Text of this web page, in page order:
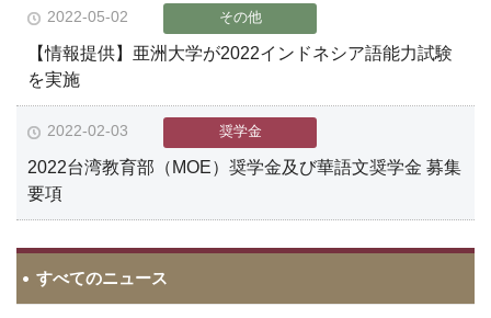
2022-05-02 その他
【情報提供】亜洲大学が2022インドネシア語能力試験
を実施
2022-02-03 奨学金
2022台湾教育部（MOE）奨学金及び華語文奨学金 募集
要項
すべてのニュース